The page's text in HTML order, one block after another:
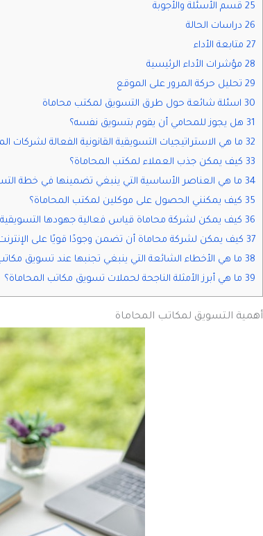
25 قسم الأسئلة والأجوبة
26 دراسات الحالة
27 متابعة الأداء
28 مؤشرات الأداء الرئيسية
29 تحليل حركة المرور على الموقع
30 اسئلة شائعة حول طرق التسويق لمكتب محاماة
31 هل يجوز للمحامي أن يقوم بتسويق نفسه؟
32 ما هي الاستراتيجيات التسويقية القانونية الفعالة لشركات المحاماة؟
33 كيف يمكن جذب العملاء لمكتب المحاماة؟
34 ما هي العناصر الأساسية التي ينبغي تضمينها في خطة التسويق لشركة المحاماة؟
35 كيف يمكنني الحصول على موكلين لمكتب المحاماة؟
36 كيف يمكن لشركة محاماة قياس فعالية جهودها التسويقية؟
37 كيف يمكن لشركة محاماة أن تضمن وجودًا قويًا على الإنترنت؟
38 ما هي الأخطاء الشائعة التي ينبغي تجنبها عند تسويق مكاتب المحاماة؟
39 ما هي أبرز الأمثلة الناجحة لحملات تسويق مكاتب المحاماة؟
أهمية التسويق لمكاتب المحاماة